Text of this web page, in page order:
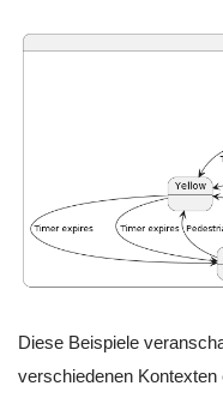
Diese Beispiele
verschiedenen